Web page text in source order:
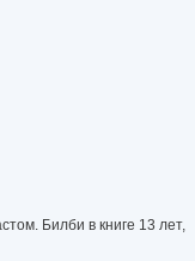
Билби в книге 13 лет,